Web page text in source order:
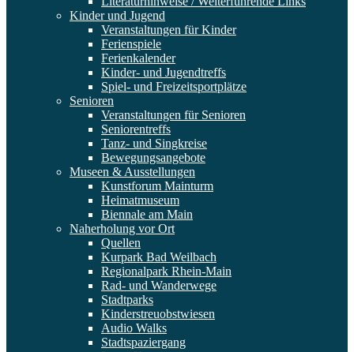
Kinder und Jugend
Veranstaltungen für Kinder
Ferienspiele
Ferienkalender
Kinder- und Jugendtreffs
Spiel- und Freizeitsportplätze
Senioren
Veranstaltungen für Senioren
Seniorentreffs
Tanz- und Singkreise
Bewegungsangebote
Museen & Ausstellungen
Kunstforum Mainturm
Heimatmuseum
Biennale am Main
Naherholung vor Ort
Quellen
Kurpark Bad Weilbach
Regionalpark Rhein-Main
Rad- und Wanderwege
Stadtparks
Kinderstreuobstwiesen
Audio Walks
Stadtspaziergang